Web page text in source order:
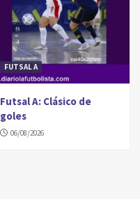
FUTSAL A
Futsal A: Clásico de
goles
06/08/2026